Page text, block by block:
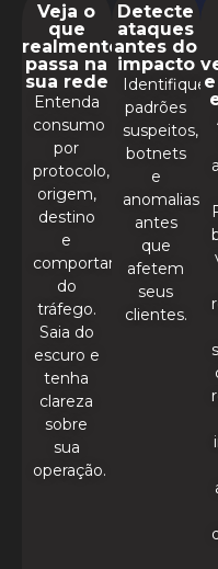
Veja o
que
realmente
passa na
sua rede
Entenda
consumo
por
protocolo,
origem,
destino
e
comportamento
do
tráfego.
Saia do
escuro e
tenha
clareza
sobre
sua
operação.
Detecte
ataques
antes do
impacto
Identifique
padrões
suspeitos,
botnets
e
anomalias
antes
que
afetem
seus
clientes.